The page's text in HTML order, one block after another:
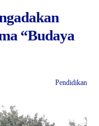
“Budaya
Pendidikan